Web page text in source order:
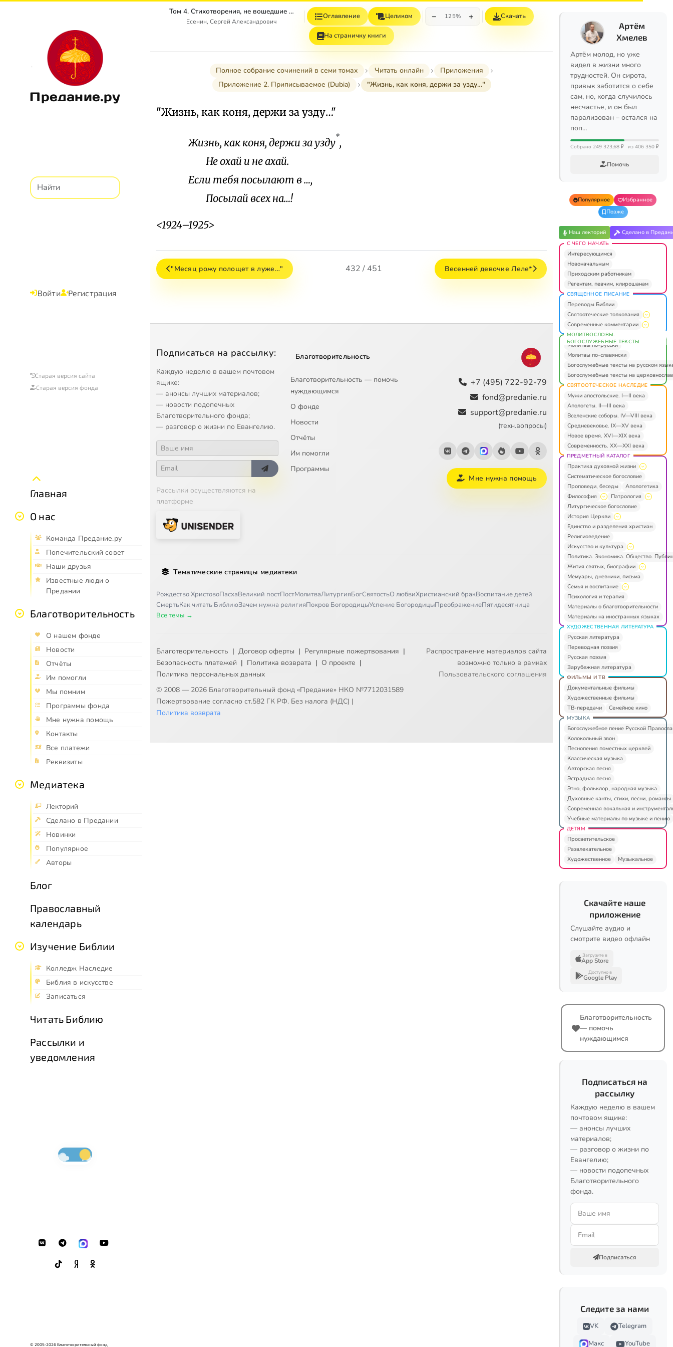
Предание.ру
Войти Регистрация
Старая версия сайта
Старая версия фонда
Главная
О нас
Команда Предание.ру
Попечительский совет
Наши друзья
Известные люди о
Предании
Благотворительность
О нашем фонде
Новости
Отчёты
Им помогли
Мы помним
Программы фонда
Мне нужна помощь
Контакты
Все платежи
Реквизиты
Медиатека
Лекторий
Сделано в Предании
Новинки
Популярное
Авторы
Блог
Православный
календарь
Изучение Библии
Колледж Наследие
Библия в искусстве
Записаться
Читать Библию
Рассылки и
уведомления
© 2005-2026 Благотворительный фонд
Том 4. Стихотворения, не вошедшие в Собрание сочинений
Есенин, Сергей Александрович
Оглавление Целиком − 125% + Скачать
На страничку книги
Полное собрание сочинений в семи томах Читать онлайн
Приложения
Приложение 2. Приписываемое (Dubia)
"Жизнь, как коня, держи за узду…"
"Жизнь, как коня, держи за узду…"
Жизнь, как коня, держи за узду*,
Не охай и не ахай.
Если тебя посылают в …,
Посылай всех на…!
<1924–1925>
"Месяц рожу полощет в луже…" 432 / 451 Весенней девочке Леле*
Подписаться на рассылку:
Каждую неделю в вашем почтовом
ящике:
— анонсы лучших материалов;
— новости подопечных
Благотворительного фонда;
— разговор о жизни по Евангелию.
Рассылки осуществляются на
платформе
Благотворительность
Благотворительность — помочь
нуждающимся
О фонде
Новости
Отчёты
Им помогли
Программы
+7 (495) 722-92-79
fond@predanie.ru
support@predanie.ru
(техн.вопросы)
Мне нужна помощь
Тематические страницы медиатеки
Рождество ХристовоПасхаВеликий постПостМолитваЛитургияБогСвятостьО любвиХристианский бракВоспитание детей
СмертьКак читать БиблиюЗачем нужна религияПокров БогородицыУспение БогородицыПреображениеПятидесятница
Все темы →
Благотворительность | Договор оферты | Регулярные пожертвования |
Безопасность платежей | Политика возврата | О проекте |
Политика персональных данных
© 2008 — 2026 Благотворительный фонд «Предание» НКО №7712031589
Пожертвование согласно ст.582 ГК РФ. Без налога (НДС) |
Политика возврата
Распространение материалов сайта
возможно только в рамках
Пользовательского соглашения
Артём
Хмелев
Артём молод, но уже
видел в жизни много
трудностей. Он сирота,
привык заботится о себе
сам, но, когда случилось
несчастье, и он был
парализован – остался на
поп…
Собрано 249 323,68 ₽ из 406 350 ₽
Помочь
Популярное
Избранное
Позже
Наш лекторий Сделано в
С ЧЕГО НАЧАТЬ
Интересующимся
Новоначальным
Приходским работникам
Регентам, певчим, клирошанам
СВЯЩЕННОЕ ПИСАНИЕ
Переводы Библии
Святоотеческие толкования
Современные комментарии
МОЛИТВОСЛОВЫ.
БОГОСЛУЖЕБНЫЕ ТЕКСТЫ
Молитвы по-русски
Молитвы по-славянски
Богослужебные тексты на русском
Богослужебные тексты на
СВЯТООТЕЧЕСКОЕ НАСЛЕДИЕ
Мужи апостольские. I—II века
Апологеты. II—III века
Вселенские соборы. IV—VIII века
Средневековье. IX—XV века
Новое время. XVI—XIX века
Современность. XX—XXI века
ПРЕДМЕТНЫЙ КАТАЛОГ
Практика духовной жизни
Систематическое богословие
Проповеди, беседы
Апологетика
Философия
Патрология
Литургическое богословие
История Церкви
Единство и разделения христиан
Религиоведение
Искусство и культура
Политика. Экономика. Общество.
Жития святых, биографии
Мемуары, дневники, письма
Семья и воспитание
Психология и терапия
Материалы о благотворительности
Материалы на иностранных языках
ХУДОЖЕСТВЕННАЯ ЛИТЕРАТУРА
Русская литература
Переводная поэзия
Русская поэзия
Зарубежная литература
ФИЛЬМЫ И ТВ
Документальные фильмы
Художественные фильмы
ТВ-передачи
Семейное кино
МУЗЫКА
Богослужебное пение Русской
Колокольный звон
Песнопения поместных церквей
Классическая музыка
Авторская песня
Эстрадная песня
Этно, фольклор, народная музыка
Духовные канты, стихи, песни, романсы
Современная вокальная и
Учебные материалы по музыке и пению
ДЕТЯМ
Просветительское
Развлекательное
Художественное
Музыкальное
Скачайте наше
приложение
Слушайте аудио и
смотрите видео офлайн
Загрузите в
App Store
Доступно в
Google Play
Благотворительность
— помочь
нуждающимся
Подписаться на
рассылку
Каждую неделю в вашем
почтовом ящике:
— анонсы лучших
материалов;
— разговор о жизни по
Евангелию;
— новости подопечных
Благотворительного
фонда.
Подписаться
Следите за нами
VK
Telegram
Макс
YouTube